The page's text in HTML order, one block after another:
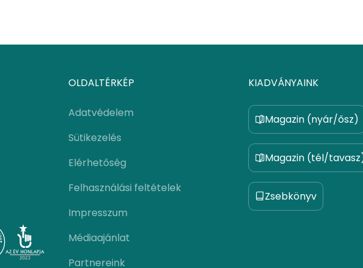
OLDALTÉRKÉP
Adatvédelem
Sütikezelés
Elérhetőség
Felhasználási feltételek
Impresszum
Médiaajánlat
Partnereink
KIADVÁNYAINK
Magazin (nyár/ősz)
Magazin (tél/
Zsebkönyv